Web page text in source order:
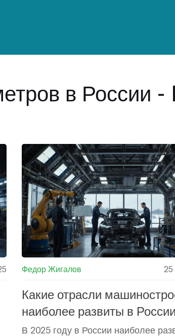
в России -
Федор Жигалов 25
Какие отрасли
наиболее развиты в
году?
В 2025 году в России наиболее